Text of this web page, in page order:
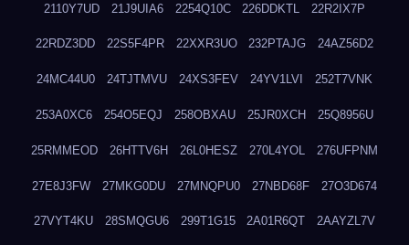
2110Y7UD 21J9UIA6 2254Q10C 226DDKTL 22R2IX7P
22RDZ3DD 22S5F4PR 22XXR3UO 232PTAJG 24AZ56D2
24MC44U0 24TJTMVU 24XS3FEV 24YV1LVI 252T7VNK
253A0XC6 254O5EQJ 258OBXAU 25JR0XCH 25Q8956U
25RMMEOD 26HTTV6H 26L0HESZ 270L4YOL 276UFPNM
27E8J3FW 27MKG0DU 27MNQPU0 27NBD68F 27O3D674
27VYT4KU 28SMQGU6 299T1G15 2A01R6QT 2AAYZL7V